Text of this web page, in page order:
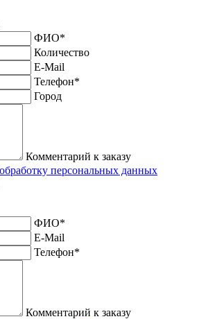
ФИО*
Количество
E-Mail
Телефон*
Город
Комментарий к заказу
обработку персональных данных
ФИО*
E-Mail
Телефон*
Комментарий к заказу